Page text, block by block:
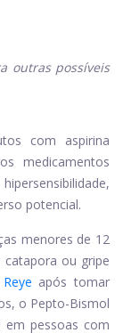
outras possíveis
com aspirina
medicamentos
potencial.
menores de 12
catapora ou gripe
após tomar
o Pepto-Bismol
em pessoas com